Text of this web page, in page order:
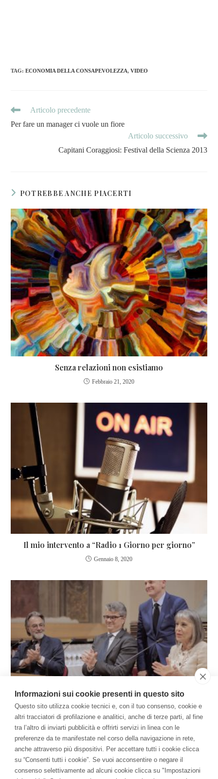
TAG:ECONOMIA DELLA CONSAPEVOLEZZA, VIDEO
Articolo precedente
Per fare un manager ci vuole un fiore
Articolo successivo
Capitani Coraggiosi: Festival della Scienza 2013
POTREBBE ANCHE PIACERTI
Senza relazioni non esistiamo
Febbraio 21, 2020
Il mio intervento a “Radio 1 Giorno per giorno”
Gennaio 8, 2020
Bologna: Biblioteca d’Arte e di Storia di San
Giorgio in Poggiale
Luglio 2, 2019
Il Libro
Per una Economia della Consapevolezza: come la
Informazioni sui cookie presenti in questo sito
Questo sito utilizza cookie tecnici e, con il tuo consenso, cookie e
altri tracciatori di profilazione e analitici, anche di terze parti, al fine
tra l’altro di inviarti pubblicità e offrirti servizi in linea con le
preferenze da te manifestate nel corso della navigazione in rete,
anche attraverso più dispositivi. Per accettare tutti i cookie clicca
su “Consenti tutti i cookie”. Se vuoi acconsentire o negare il
consenso selettivamente ad alcuni cookie clicca su "Impostazioni